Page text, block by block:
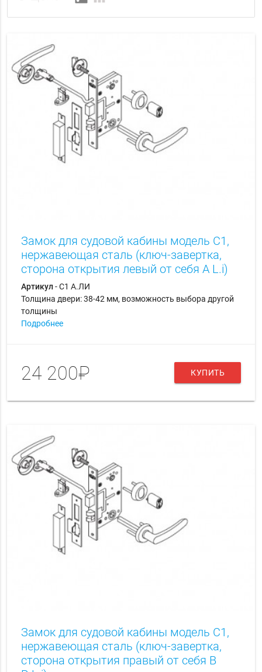
Замок для судовой кабины модель C1,
нержавеющая сталь (ключ-завертка,
сторона открытия левый от себя A L.i)
Артикул- С1 А.ЛИ
Толщина двери: 38-42 мм, возможность выбора другой
толщины
Подробнее
24 200₽ КУПИТЬ
Замок для судовой кабины модель C1,
нержавеющая сталь (ключ-завертка,
сторона открытия правый от себя B